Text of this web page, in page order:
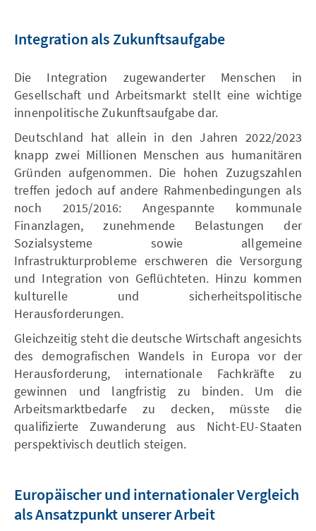
Integration als Zukunftsaufgabe
Die Integration zugewanderter Menschen in
Gesellschaft und Arbeitsmarkt stellt eine wichtige
innenpolitische Zukunftsaufgabe dar.
Deutschland hat allein in den Jahren 2022/2023
knapp zwei Millionen Menschen aus humanitären
Gründen aufgenommen. Die hohen Zuzugszahlen
treffen jedoch auf andere Rahmenbedingungen als
noch 2015/2016: Angespannte kommunale
Finanzlagen, zunehmende Belastungen der
Sozialsysteme sowie allgemeine
Infrastrukturprobleme erschweren die Versorgung
und Integration von Geflüchteten. Hinzu kommen
kulturelle und sicherheitspolitische
Herausforderungen.
Gleichzeitig steht die deutsche Wirtschaft angesichts
des demografischen Wandels in Europa vor der
Herausforderung, internationale Fachkräfte zu
gewinnen und langfristig zu binden. Um die
Arbeitsmarktbedarfe zu decken, müsste die
qualifizierte Zuwanderung aus Nicht-EU-Staaten
perspektivisch deutlich steigen.
Europäischer und internationaler Vergleich
als Ansatzpunkt unserer Arbeit